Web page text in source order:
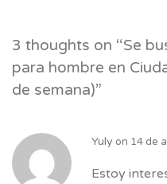
3 thoughts on “Se
para hombre en
de semana)”
Yuly on 14 de
Estoy